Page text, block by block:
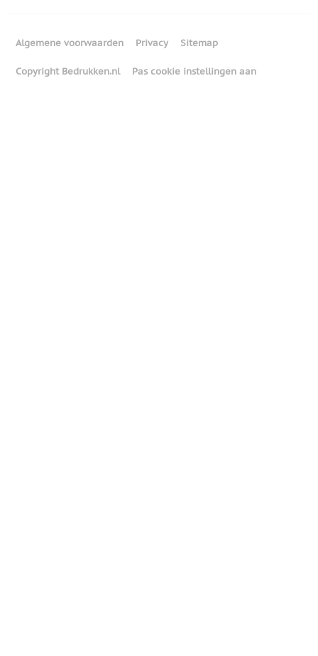
Algemene voorwaarden Privacy Sitemap
Copyright Bedrukken.nl Pas cookie instellingen aan